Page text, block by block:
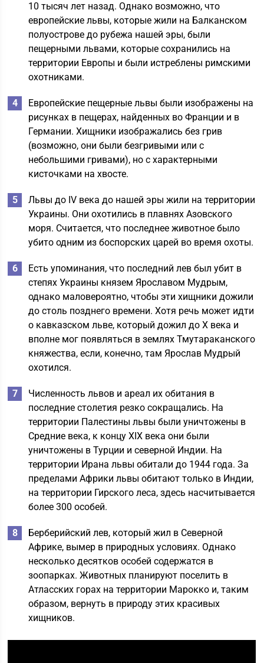
10 тысяч лет назад. Однако возможно, что
европейские львы, которые жили на Балканском
полуострове до рубежа нашей эры, были
пещерными львами, которые сохранились на
территории Европы и были истреблены римскими
охотниками.
Европейские пещерные львы были изображены на
рисунках в пещерах, найденных во Франции и в
Германии. Хищники изображались без грив
(возможно, они были безгривыми или с
небольшими гривами), но с характерными
кисточками на хвосте.
Львы до IV века до нашей эры жили на территории
Украины. Они охотились в плавнях Азовского
моря. Считается, что последнее животное было
убито одним из боспорских царей во время охоты.
Есть упоминания, что последний лев был убит в
степях Украины князем Ярославом Мудрым,
однако маловероятно, чтобы эти хищники дожили
до столь позднего времени. Хотя речь может идти
о кавказском льве, который дожил до Х века и
вполне мог появляться в землях Тмутараканского
княжества, если, конечно, там Ярослав Мудрый
охотился.
Численность львов и ареал их обитания в
последние столетия резко сокращались. На
территории Палестины львы были уничтожены в
Средние века, к концу ХIX века они были
уничтожены в Турции и северной Индии. На
территории Ирана львы обитали до 1944 года. За
пределами Африки львы обитают только в Индии,
на территории Гирского леса, здесь насчитывается
более 300 особей.
Берберийский лев, который жил в Северной
Африке, вымер в природных условиях. Однако
несколько десятков особей содержатся в
зоопарках. Животных планируют поселить в
Атласских горах на территории Марокко и, таким
образом, вернуть в природу этих красивых
хищников.